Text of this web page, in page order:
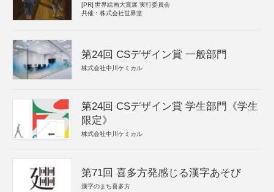
[PR] 世界絵画大賞展 実行委員会
共催：株式会社世界堂
第24回 CSデザイン賞 一般部門
株式会社中川ケミカル
第24回 CSデザイン賞 学生部門《学生
限定》
株式会社中川ケミカル
第71回 喜多方発感じる漢字あそび
漢字のまち喜多方